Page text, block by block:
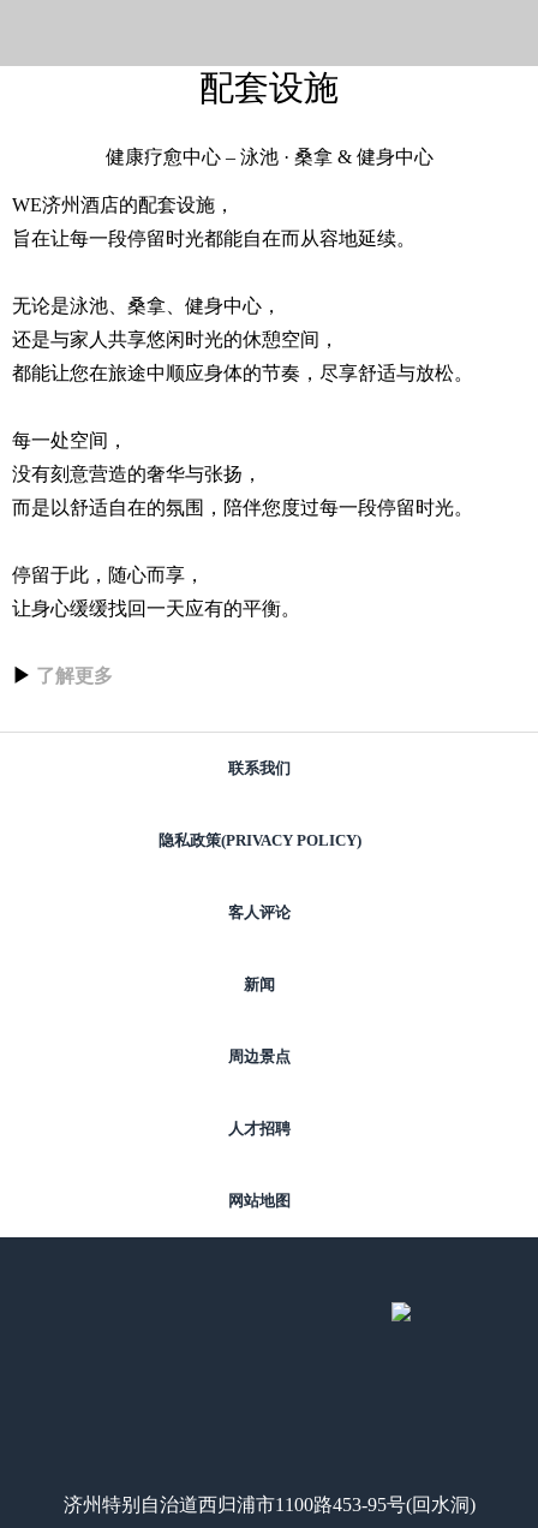
配套设施
健康疗愈中心 – 泳池 · 桑拿 & 健身中心
WE济州酒店的配套设施，
旨在让每一段停留时光都能自在而从容地延续。
无论是泳池、桑拿、健身中心，
还是与家人共享悠闲时光的休憩空间，
都能让您在旅途中顺应身体的节奏，尽享舒适与放松。
每一处空间，
没有刻意营造的奢华与张扬，
而是以舒适自在的氛围，陪伴您度过每一段停留时光。
停留于此，随心而享，
让身心缓缓找回一天应有的平衡。
▶ 了解更多
联系我们
隐私政策(PRIVACY POLICY)
客人评论
新闻
周边景点
人才招聘
网站地图
济州特别自治道西归浦市1100路453-95号(回水洞)